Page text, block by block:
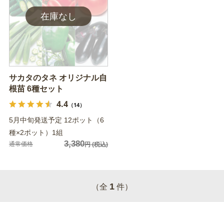
サカタのタネ オリジナル自
根苗 6種セット
4.4（14）
5月中旬発送予定 12ポット（6
種×2ポット）1組
通常価格 3,380円(税込)
（全 1 件）